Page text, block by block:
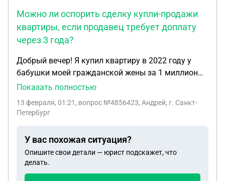
Можно ли оспорить сделку купли-продажи
квартиры, если продавец требует доплату
через 3 года?
Добрый вечер! Я купил квартиру в 2022 году у
бабушки моей гражданской жены за 1 миллион
рублей , ДКП заверили у нотариуса, где также
указал что деньги были переданы продавцу
нотариусу), но на самом деле деньги мы передали
наличными через месяц по согласованию с
продавцом и написали расписку и переслали фото
Показать полностью
13 февраля, 01:21 , вопрос №4856423, Андрей, г. Санкт-
Петербург
У вас похожая ситуация?
Опишите свои детали — юрист подскажет, что
делать.